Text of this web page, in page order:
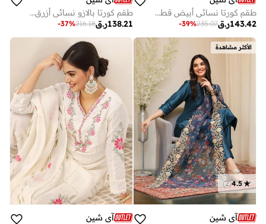
طقم كورتا نسائي أبيض قطن % مطبوع مع بنطلون بالازو واسع بطول الكاحل قطع
ر.ق143.42
235.07
-39%
طقم كورتا بالازو نسائي أزرق بوليستر بتصميم ذاتي كامل الطول
ر.ق138.21
216.18
-37%
الأكثر مشاهدة
4.5
(
2
)
آي شين
آي شين